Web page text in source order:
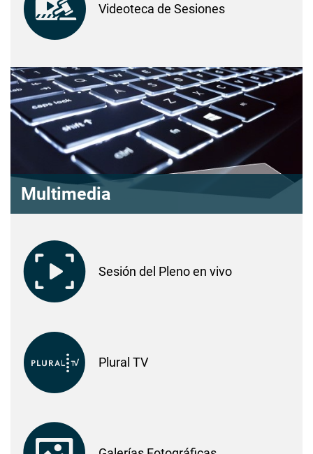
Videoteca de Sesiones
Multimedia
Sesión del Pleno en vivo
Plural TV